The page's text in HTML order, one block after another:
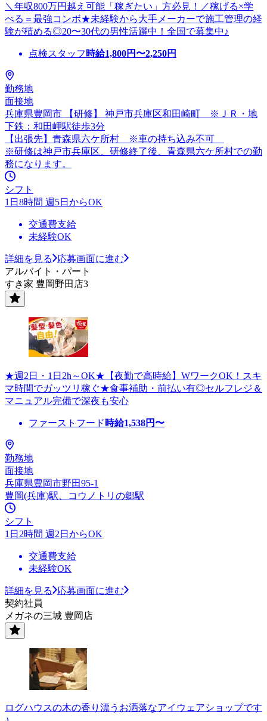
＼年収800万円越え可能「稼ぎたい」方必見！／稼げる×学
べる＝最強コンボ★未経験から大手メーカーで施工管理の経
験が積める◎20〜30代の男性活躍中！全国で募集中♪
点検スタッフ 時給1,800円〜2,250円
勤務地
面接地
兵庫県豊岡市 【研修】 神戸市兵庫区和田崎町 ※ＪＲ・地
下鉄：和田岬駅徒歩3分
【出張先】青森県六ケ所村 ※車の持ち込み不可
※研修は神戸市兵庫区、研修終了後、青森県六ケ所村での勤
務になります。
シフト
1日8時間 週5日からOK
交通費支給
未経験OK
詳細を見る
応募画面に進む
アルバイト・パート
すき家 豊岡野田店3
★週2日・1日2h～OK★【夜勤で高時給】WワークOK！スキ
マ時間でガッツリ稼ぐ★食事補助・前払い有◎セルフレジ＆
マニュアル完備で深夜も安心
ファーストフード 時給1,538円〜
勤務地
面接地
兵庫県豊岡市野田95-1
豊岡(兵庫)駅、コウノトリの郷駅
シフト
1日2時間 週2日からOK
交通費支給
未経験OK
詳細を見る
応募画面に進む
契約社員
メガネの三城 豊岡店
ログハウスの木の香り漂うお洒落なアイウェアショップです